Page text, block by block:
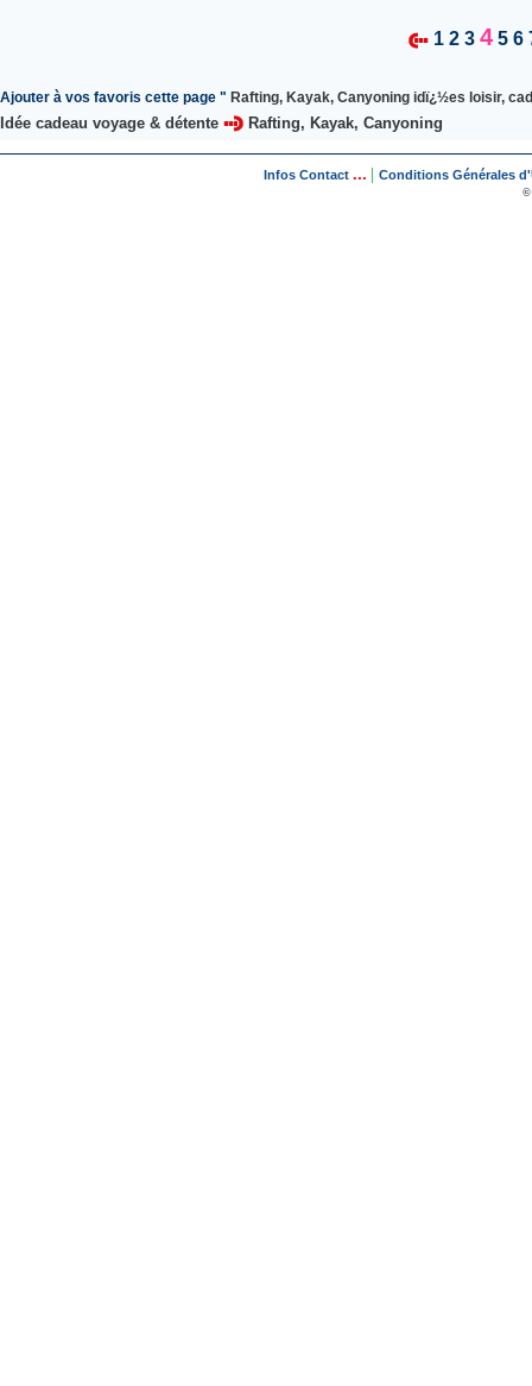
1 2 3 4 5 6
Ajouter à vos favoris cette page " Rafting, Kayak, Canyoning idï¿½es loisir,
Idée cadeau voyage & détente Rafting, Kayak, Canyoning
Infos Contact ... Conditions Générales
©